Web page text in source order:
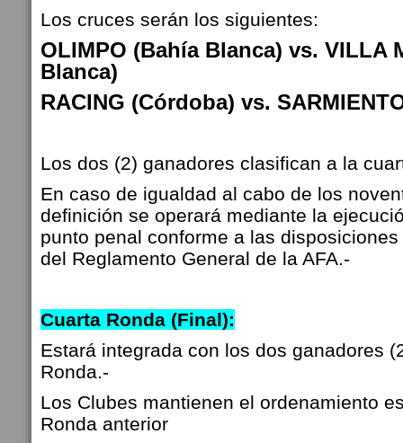
Los cruces serán los siguientes:
OLIMPO (Bahía Blanca) vs. VILLA
Blanca)
RACING (Córdoba) vs.
Los dos (2) ganadores clasifican a la
En caso de igualdad al cabo de los
definición se operará mediante la
punto penal conforme a las disposiciones
del Reglamento General de la AFA.-
Cuarta Ronda (Final):
Estará integrada con los dos ganadores
Ronda.-
Los Clubes mantienen el ordenamiento
Ronda anterior